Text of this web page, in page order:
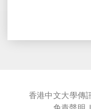
香港中文大學傳